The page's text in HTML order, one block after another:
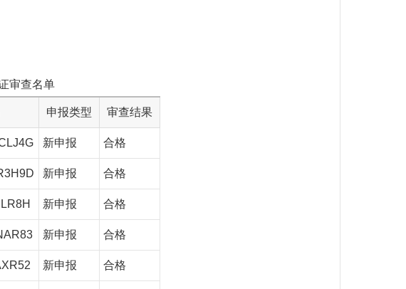
审查名单
申报类型 审查结果
新申报 合格
新申报 合格
新申报 合格
新申报 合格
新申报 合格